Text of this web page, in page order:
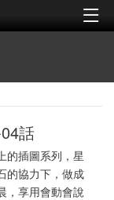
話
的插圖系列，星
的協力下，做成
，享用會動會說